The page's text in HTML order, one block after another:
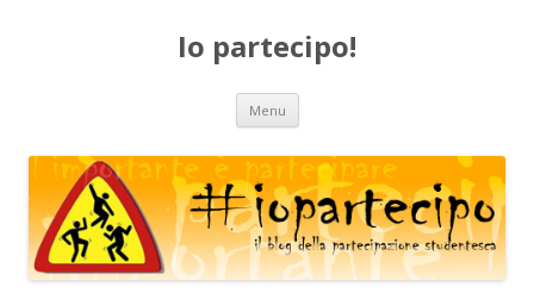
Io partecipo!
Menu Vai
contenuto